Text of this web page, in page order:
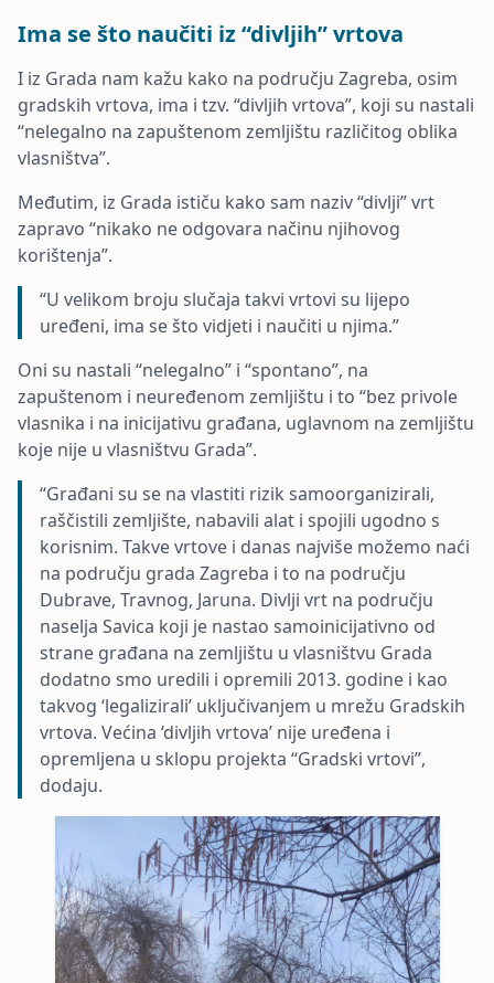
Ima se što naučiti iz “divljih” vrtova
I iz Grada nam kažu kako na području Zagreba, osim
gradskih vrtova, ima i tzv. “divljih vrtova”, koji su nastali
“nelegalno na zapuštenom zemljištu različitog oblika
vlasništva”.
Međutim, iz Grada ističu kako sam naziv “divlji” vrt
zapravo “nikako ne odgovara načinu njihovog
korištenja”.
“U velikom broju slučaja takvi vrtovi su lijepo
uređeni, ima se što vidjeti i naučiti u njima.”
Oni su nastali “nelegalno” i “spontano”, na
zapuštenom i neuređenom zemljištu i to “bez privole
vlasnika i na inicijativu građana, uglavnom na zemljištu
koje nije u vlasništvu Grada”.
“Građani su se na vlastiti rizik samoorganizirali,
raščistili zemljište, nabavili alat i spojili ugodno s
korisnim. Takve vrtove i danas najviše možemo naći
na području grada Zagreba i to na području
Dubrave, Travnog, Jaruna. Divlji vrt na području
naselja Savica koji je nastao samoinicijativno od
strane građana na zemljištu u vlasništvu Grada
dodatno smo uredili i opremili 2013. godine i kao
takvog ‘legalizirali’ uključivanjem u mrežu Gradskih
vrtova. Većina ‘divljih vrtova’ nije uređena i
opremljena u sklopu projekta “Gradski vrtovi”,
dodaju.